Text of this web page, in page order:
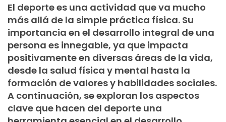
El deporte es una actividad que va mucho
más allá de la simple práctica física. Su
importancia en el desarrollo integral de una
persona es innegable, ya que impacta
positivamente en diversas áreas de la vida,
desde la salud física y mental hasta la
formación de valores y habilidades sociales.
A continuación, se exploran los aspectos
clave que hacen del deporte una